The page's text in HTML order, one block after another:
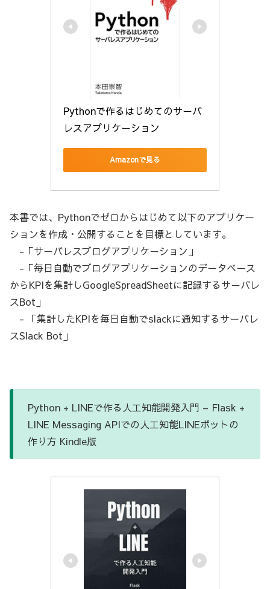
Pythonで作るはじめてのサーバ
レスアプリケーション
Amazonで見る
本書では、Pythonでゼロからはじめて以下のアプリケー
ションを作成・公開することを目標としています。
-「サーバレスブログアプリケーション」
-「毎日自動でブログアプリケーションのデータベース
からKPIを集計しGoogleSpreadSheetに記録するサーバレ
スBot」
- 「集計したKPIを毎日自動でslackに通知するサーバレ
スSlack Bot」
Python + LINEで作る人工知能開発入門 – Flask +
LINE Messaging APIでの人工知能LINEボットの
作り方 Kindle版